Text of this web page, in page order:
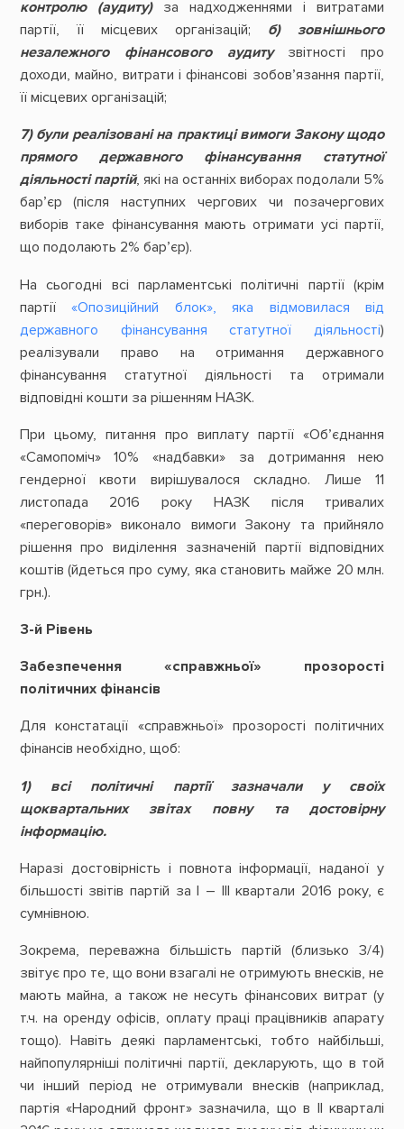
контролю (аудиту)за надходженнями і витратами
партії, її місцевих організацій; б) зовнішнього
незалежного фінансового аудитузвітності про
доходи, майно, витрати і фінансові зобов’язання партії,
її місцевих організацій;
7) були реалізовані на практиці вимоги Закону щодо
прямого державного фінансування статутної
діяльності партій, які на останніх виборах подолали 5%
бар’єр (після наступних чергових чи позачергових
виборів таке фінансування мають отримати усі партії,
що подолають 2% бар’єр).
На сьогодні всі парламентські політичні партії (крім
партії«Опозиційний блок», яка відмовилася від
державного фінансування статутної діяльності)
реалізували право на отримання державного
фінансування статутної діяльності та отримали
відповідні кошти за рішенням НАЗК.
При цьому, питання про виплату партії «Об’єднання
«Самопоміч» 10% «надбавки» за дотримання нею
гендерної квоти вирішувалося складно. Лише 11
листопада 2016 року НАЗК після тривалих
«переговорів» виконало вимоги Закону та прийняло
рішення про виділення зазначеній партії відповідних
коштів (йдеться про суму, яка становить майже 20 млн.
грн.).
3-й Рівень
Забезпечення «справжньої» прозорості
політичних фінансів
Для констатації «справжньої» прозорості політичних
фінансів необхідно, щоб:
1) всі політичні партії зазначали у своїх
щоквартальних звітах повну та достовірну
інформацію.
Наразі достовірність і повнота інформації, наданої у
більшості звітів партій за І – ІІІ квартали 2016 року, є
сумнівною.
Зокрема, переважна більшість партій (близько 3/4)
звітує про те, що вони взагалі не отримують внесків, не
мають майна, а також не несуть фінансових витрат (у
т.ч. на оренду офісів, оплату праці працівників апарату
тощо). Навіть деякі парламентські, тобто найбільші,
найпопулярніші політичні партії, декларують, що в той
чи інший період не отримували внесків (наприклад,
партія «Народний фронт» зазначила, що в ІІ кварталі